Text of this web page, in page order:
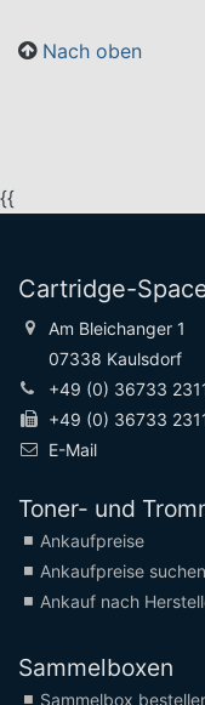
Nach oben
{{
Cartridge-
Am Bleichanger 1
07338 Kaulsdorf
+49 (0) 36733
+49 (0) 36733
E-Mail
Toner- und
Ankaufpreise
Ankaufpreise suchen
Ankauf nach
Sammelboxen
Sammelbox